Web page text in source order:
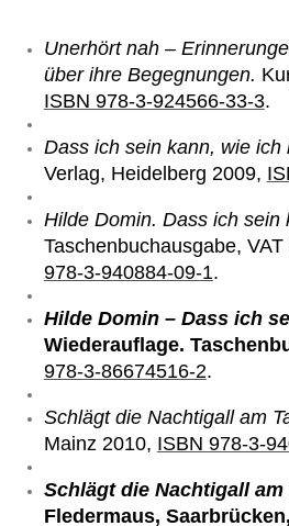
Unerhört nah –
über ihre Begegnungen.
ISBN 978-3-924566-33-3.
Dass ich sein kann, wie
Verlag, Heidelberg 2009,
Hilde Domin. Dass ich sein
Taschenbuchausgabe,
978-3-940884-09-1.
Hilde Domin – Dass ich
Wiederauflage.
978-3-86674516-2.
Schlägt die Nachtigall am
Mainz 2010, ISBN 978-3-
Schlägt die Nachtigall am
Fledermaus,